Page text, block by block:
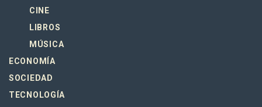
CINE
LIBROS
MÚSICA
ECONOMÍA
SOCIEDAD
TECNOLOGÍA